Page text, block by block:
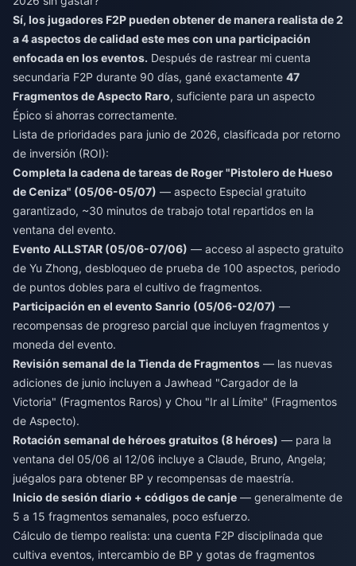
Sí, los jugadores F2P pueden obtener de manera realista de 2
a 4 aspectos de calidad este mes con una participación
enfocada en los eventos. Después de rastrear mi cuenta
secundaria F2P durante 90 días, gané exactamente 47
Fragmentos de Aspecto Raro, suficiente para un aspecto
Épico si ahorras correctamente.
Lista de prioridades para junio de 2026, clasificada por retorno
de inversión (ROI):
Completa la cadena de tareas de Roger "Pistolero de Hueso
de Ceniza" (05/06-05/07) — aspecto Especial gratuito
garantizado, ~30 minutos de trabajo total repartidos en la
ventana del evento.
Evento ALLSTAR (05/06-07/06) — acceso al aspecto gratuito
de Yu Zhong, desbloqueo de prueba de 100 aspectos, periodo
de puntos dobles para el cultivo de fragmentos.
Participación en el evento Sanrio (05/06-02/07) —
recompensas de progreso parcial que incluyen fragmentos y
moneda del evento.
Revisión semanal de la Tienda de Fragmentos — las nuevas
adiciones de junio incluyen a Jawhead "Cargador de la
Victoria" (Fragmentos Raros) y Chou "Ir al Límite" (Fragmentos
de Aspecto).
Rotación semanal de héroes gratuitos (8 héroes) — para la
ventana del 05/06 al 12/06 incluye a Claude, Bruno, Angela;
juégalos para obtener BP y recompensas de maestría.
Inicio de sesión diario + códigos de canje — generalmente de
5 a 15 fragmentos semanales, poco esfuerzo.
Cálculo de tiempo realista: una cuenta F2P disciplinada que
cultiva eventos, intercambio de BP y gotas de fragmentos